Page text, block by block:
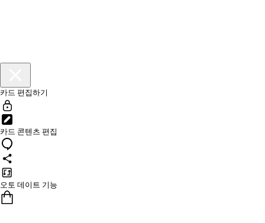
카드 편집하기
카드 콘텐츠 편집
오토 데이트 기능